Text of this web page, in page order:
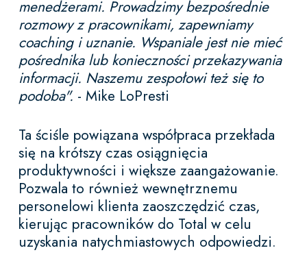
menedżerami. Prowadzimy bezpośrednie
rozmowy z pracownikami, zapewniamy
coaching i uznanie. Wspaniale jest nie mieć
pośrednika lub konieczności przekazywania
informacji. Naszemu zespołowi też się to
podoba". - Mike LoPresti
Ta ściśle powiązana współpraca przekłada
się na krótszy czas osiągnięcia
produktywności i większe zaangażowanie.
Pozwala to również wewnętrznemu
personelowi klienta zaoszczędzić czas,
kierując pracowników do Total w celu
uzyskania natychmiastowych odpowiedzi.